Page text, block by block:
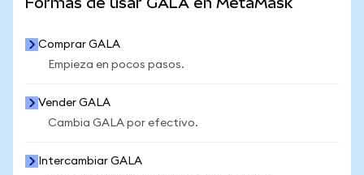
Comprar GALA
Empieza en pocos pasos.
Vender GALA
Cambia GALA por efectivo.
Intercambiar GALA